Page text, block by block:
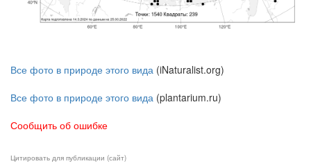
Все фото в природе этого вида (iNaturalist.org)
Все фото в природе этого вида (plantarium.ru)
Сообщить об ошибке
Цитировать для публикации (сайт)